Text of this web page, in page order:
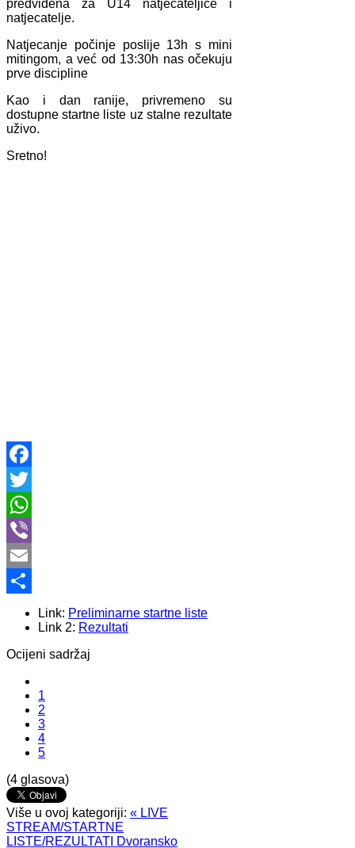
predviđena za U14 natjecateljice i
natjecatelje.
Natjecanje počinje poslije 13h s mini
mitingom, a već od 13:30h nas očekuju
prve discipline
Kao i dan ranije, privremeno su
dostupne startne liste uz stalne rezultate
uživo.
Sretno!
Facebook
Twitter
WhatsApp
Viber
Email
Share
Link: Preliminarne startne liste
Link 2: Rezultati
Ocijeni sadržaj
1
2
3
4
5
(4 glasova)
Više u ovoj kategoriji: « LIVE
STREAM/STARTNE
LISTE/REZULTATI Dvoransko